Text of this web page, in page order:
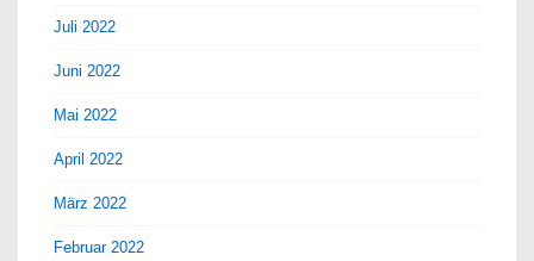
Juli 2022
Juni 2022
Mai 2022
April 2022
März 2022
Februar 2022